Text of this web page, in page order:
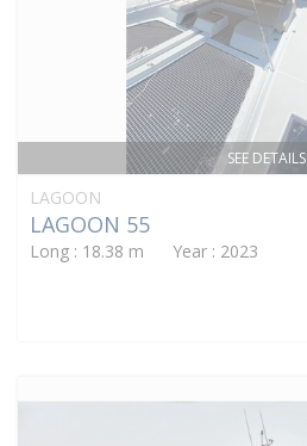
SEE DETAILS
LAGOON
LAGOON 55
Long : 18.38 m Year : 2023